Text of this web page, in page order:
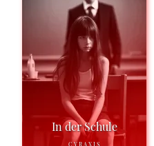
In der Schule
CYRAXIS